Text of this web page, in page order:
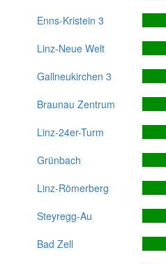
Enns-Kristein 3
Linz-Neue Welt
Gallneukirchen 3
Braunau Zentrum
Linz-24er-Turm
Grünbach
Linz-Römerberg
Steyregg-Au
Bad Zell